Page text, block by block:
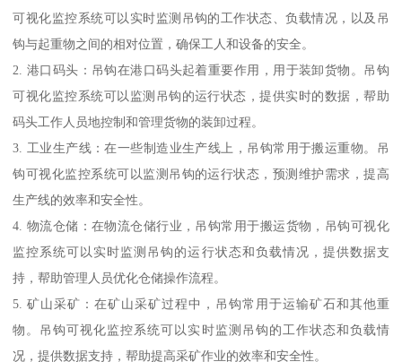
可视化监控系统可以实时监测吊钩的工作状态、负载情况，以及吊
钩与起重物之间的相对位置，确保工人和设备的安全。
2. 港口码头：吊钩在港口码头起着重要作用，用于装卸货物。吊钩
可视化监控系统可以监测吊钩的运行状态，提供实时的数据，帮助
码头工作人员地控制和管理货物的装卸过程。
3. 工业生产线：在一些制造业生产线上，吊钩常用于搬运重物。吊
钩可视化监控系统可以监测吊钩的运行状态，预测维护需求，提高
生产线的效率和安全性。
4. 物流仓储：在物流仓储行业，吊钩常用于搬运货物，吊钩可视化
监控系统可以实时监测吊钩的运行状态和负载情况，提供数据支
持，帮助管理人员优化仓储操作流程。
5. 矿山采矿：在矿山采矿过程中，吊钩常用于运输矿石和其他重
物。吊钩可视化监控系统可以实时监测吊钩的工作状态和负载情
况，提供数据支持，帮助提高采矿作业的效率和安全性。